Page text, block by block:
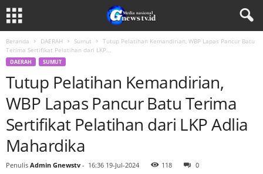
Beranda DAERAH Sumut
Tutup Pelatihan Kemandirian, WBP Lapas Pancur Batu
Terima Sertifikat Pelatihan dari LKP...
DAERAH SUMUT
Tutup Pelatihan Kemandirian,
WBP Lapas Pancur Batu Terima
Sertifikat Pelatihan dari LKP Adlia
Mahardika
Penulis Admin Gnewstv - 16:36 19-Jul-2024 118 0